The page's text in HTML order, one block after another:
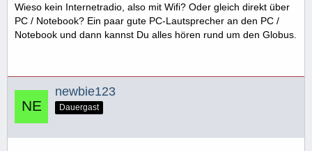
Wieso kein Internetradio, also mit Wifi? Oder gleich direkt über
PC / Notebook? Ein paar gute PC-Lautsprecher an den PC /
Notebook und dann kannst Du alles hören rund um den Globus.
newbie123
Dauergast